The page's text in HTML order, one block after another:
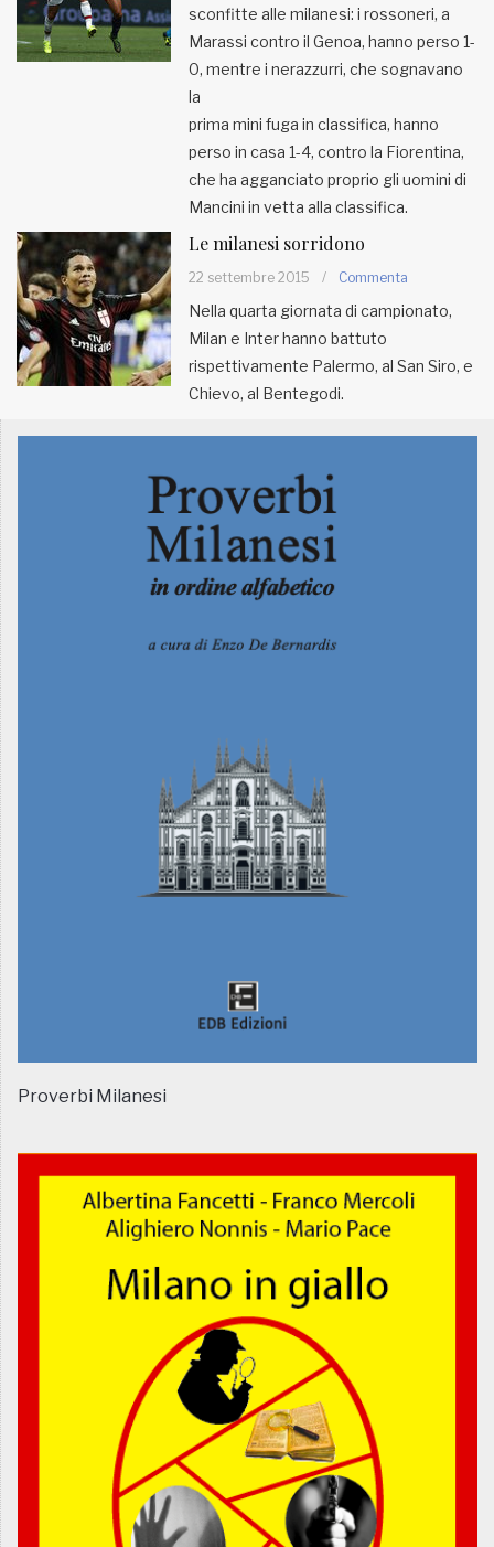
sconfitte alle milanesi: i rossoneri, a
Marassi contro il Genoa, hanno perso 1-
0, mentre i nerazzurri, che sognavano
la
prima mini fuga in classifica, hanno
perso in casa 1-4, contro la Fiorentina,
che ha agganciato proprio gli uomini di
Mancini in vetta alla classifica.
Le milanesi sorridono
22 settembre 2015 / Commenta
Nella quarta giornata di campionato,
Milan e Inter hanno battuto
rispettivamente Palermo, al San Siro, e
Chievo, al Bentegodi.
Proverbi Milanesi